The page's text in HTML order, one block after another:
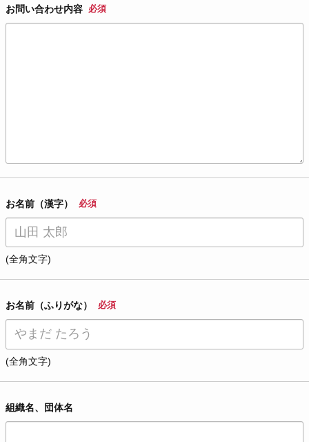
お問い合わせ内容 必須
お名前（漢字） 必須
(全角文字)
お名前（ふりがな） 必須
(全角文字)
組織名、団体名